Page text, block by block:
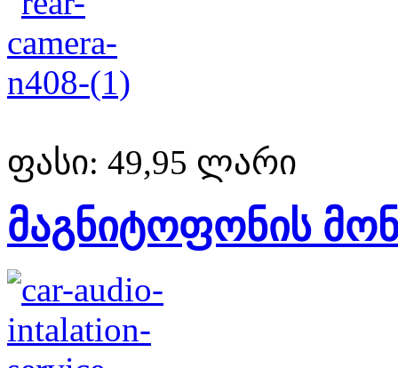
ფასი: 49,95 ლარი
მაგნიტოფონის